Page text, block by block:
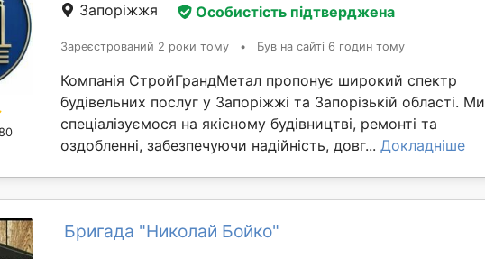
Запоріжжя Особистість підтверджена
Зареєстрований 2 роки тому • Був на сайті 6 годин тому
Компанія СтройГрандМетал пропонує широкий спектр
будівельних послуг у Запоріжжі та Запорізькій області. Ми
спеціалізуємося на якісному будівництві, ремонті та
оздобленні, забезпечуючи надійність, довг... Докладніше
Бригада "Николай Бойко"